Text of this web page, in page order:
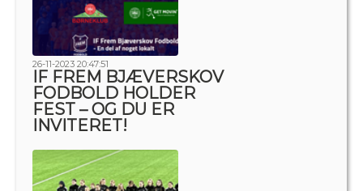
26-11-2023 20:47:51
IF FREM BJÆVERSKOV
FODBOLD HOLDER
FEST – OG DU ER
INVITERET!